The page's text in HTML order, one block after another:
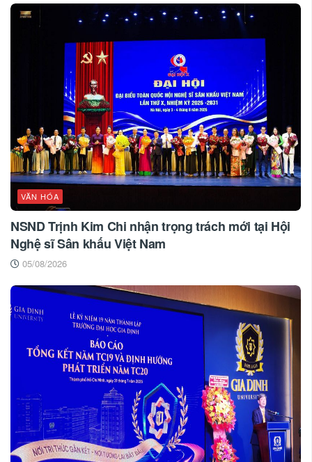
VĂN HÓA
NSND Trịnh Kim Chi nhận trọng trách mới tại Hội
Nghệ sĩ Sân khấu Việt Nam
05/08/2026